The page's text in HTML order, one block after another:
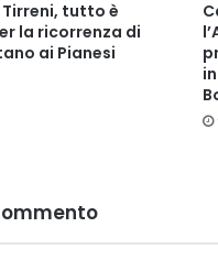
Tirreni, tutto è
la ricorrenza di
ai Pianesi